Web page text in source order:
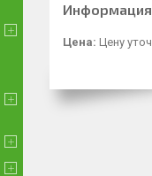
Информация
Цена: Цену